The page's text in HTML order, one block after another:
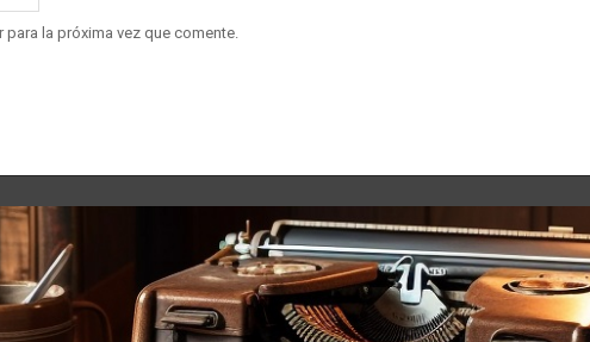
la próxima vez que comente.